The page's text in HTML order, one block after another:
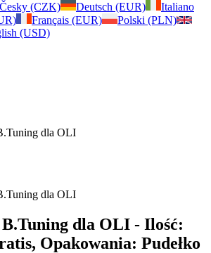
Česky (CZK) Deutsch (EUR)
Italiano
Français (EUR)
Polski (PLN)
(USD)
dla OLI
dla OLI
B.Tuning dla OLI - Ilość:
Opakowania: Pudełko